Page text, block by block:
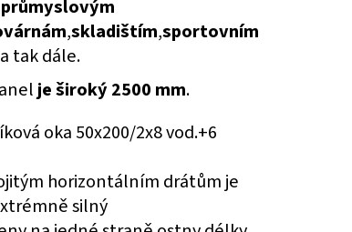
průmyslovým
,skladištím,sportovním
tak dále.
je široký 2500 mm.
oka 50x200/2x8 vod.+6
horizontálním drátům je
silný
V. 2000 MM